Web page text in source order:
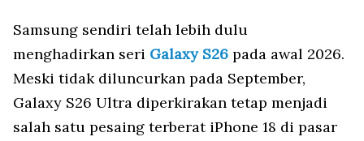
Samsung sendiri telah lebih dulu
menghadirkan seri Galaxy S26 pada awal 2026.
Meski tidak diluncurkan pada September,
Galaxy S26 Ultra diperkirakan tetap menjadi
salah satu pesaing terberat iPhone 18 di pasar